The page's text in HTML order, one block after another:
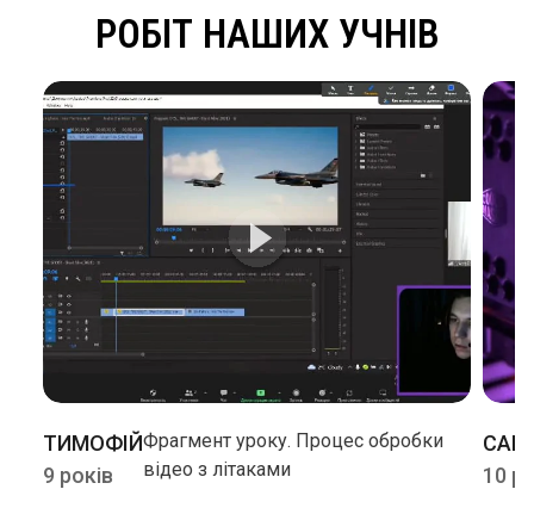
РОБІТ НАШИХ УЧНІВ
ТИМОФІЙ
9 років
Фрагмент уроку. Процес обробки
відео з літаками
10